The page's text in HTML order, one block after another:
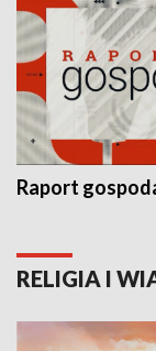
Raport
RELIGIA I